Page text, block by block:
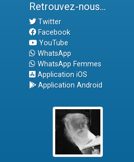
Retrouvez-nous...
Twitter
Facebook
YouTube
WhatsApp
WhatsApp Femmes
Application iOS
Application Android